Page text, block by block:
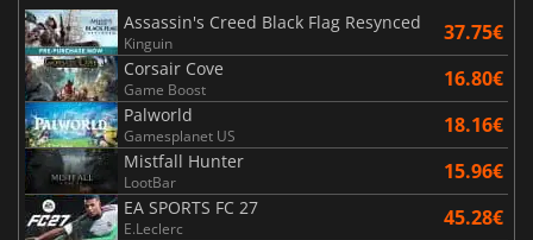
Assassin's Creed Black Flag Resynced
Kinguin 37.75€
Corsair Cove
Game Boost 16.80€
Palworld
Gamesplanet US 18.16€
Mistfall Hunter
LootBar 15.96€
EA SPORTS FC 27
E.Leclerc 45.28€